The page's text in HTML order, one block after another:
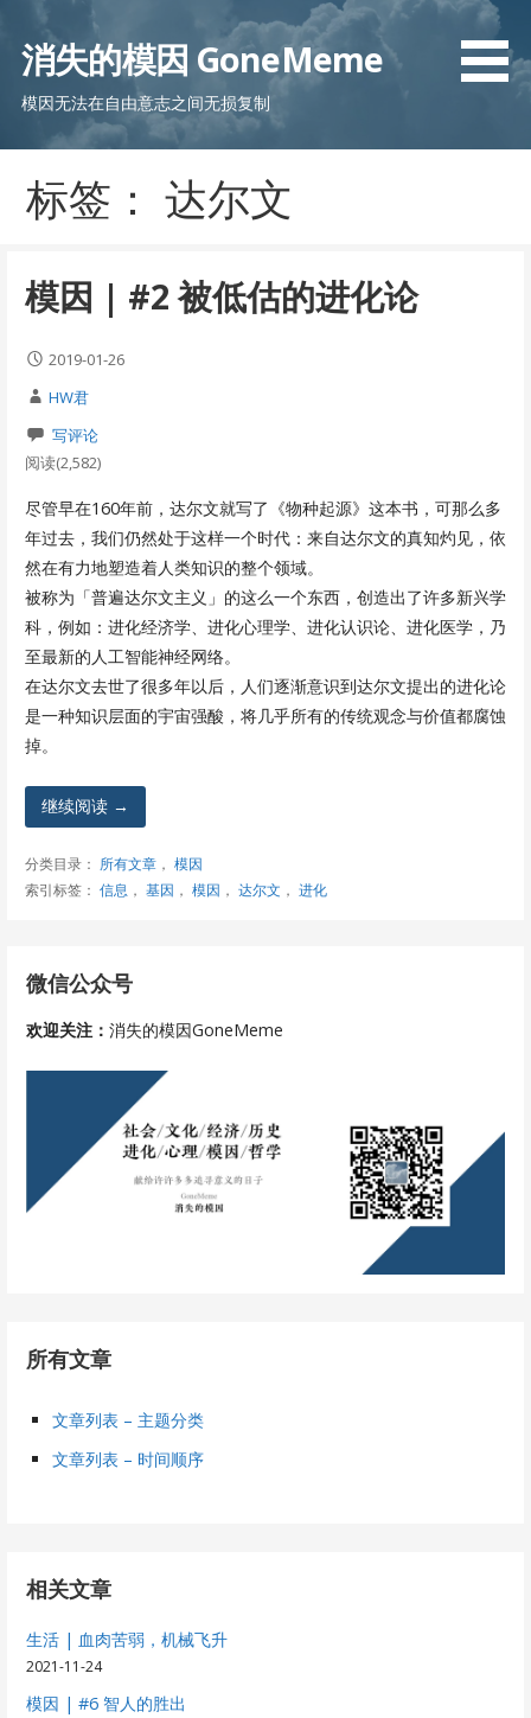
消失的模因 GoneMeme
模因无法在自由意志之间无损复制
标签： 达尔文
模因 | #2 被低估的进化论
2019-01-26
HW君
写评论
阅读(2,582)
尽管早在160年前，达尔文就写了《物种起源》这本书，可那么多
年过去，我们仍然处于这样一个时代：来自达尔文的真知灼见，依
然在有力地塑造着人类知识的整个领域。
被称为「普遍达尔文主义」的这么一个东西，创造出了许多新兴学
科，例如：进化经济学、进化心理学、进化认识论、进化医学，乃
至最新的人工智能神经网络。
在达尔文去世了很多年以后，人们逐渐意识到达尔文提出的进化论
是一种知识层面的宇宙强酸，将几乎所有的传统观念与价值都腐蚀
掉。
继续阅读 →
分类目录： 所有文章， 模因
索引标签： 信息 ， 基因 ， 模因 ， 达尔文 ， 进化
微信公众号
欢迎关注：消失的模因GoneMeme
所有文章
文章列表 – 主题分类
文章列表 – 时间顺序
相关文章
生活 | 血肉苦弱，机械飞升
2021-11-24
模因 | #6 智人的胜出